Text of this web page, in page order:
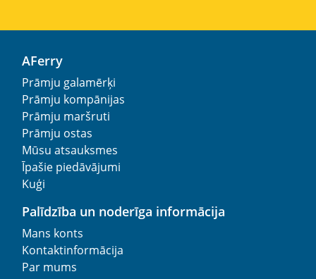
AFerry
Prāmju galamērķi
Prāmju kompānijas
Prāmju maršruti
Prāmju ostas
Mūsu atsauksmes
Īpašie piedāvājumi
Kuģi
Palīdzība un noderīga informācija
Mans konts
Kontaktinformācija
Par mums